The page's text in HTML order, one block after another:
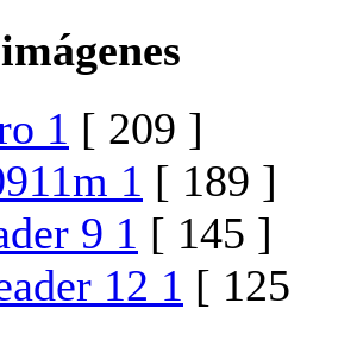
1 [ 209 ]
1 [ 189 ]
9 1 [ 145 ]
12 1 [ 125